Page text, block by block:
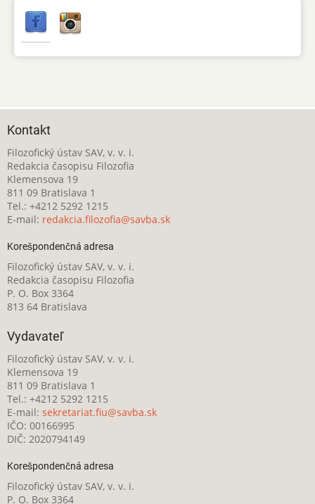
Kontakt
Filozofický ústav SAV, v. v. i.
Redakcia časopisu Filozofia
Klemensova 19
811 09 Bratislava 1
Tel.: +4212 5292 1215
E-mail: redakcia.filozofia@savba.sk
Korešpondenčná adresa
Filozofický ústav SAV, v. v. i.
Redakcia časopisu Filozofia
P. O. Box 3364
813 64 Bratislava
Vydavateľ
Filozofický ústav SAV, v. v. i.
Klemensova 19
811 09 Bratislava 1
Tel.: +4212 5292 1215
E-mail: sekretariat.fiu@savba.sk
IČO: 00166995
DIČ: 2020794149
Korešpondenčná adresa
Filozofický ústav SAV, v. v. i.
P. O. Box 3364